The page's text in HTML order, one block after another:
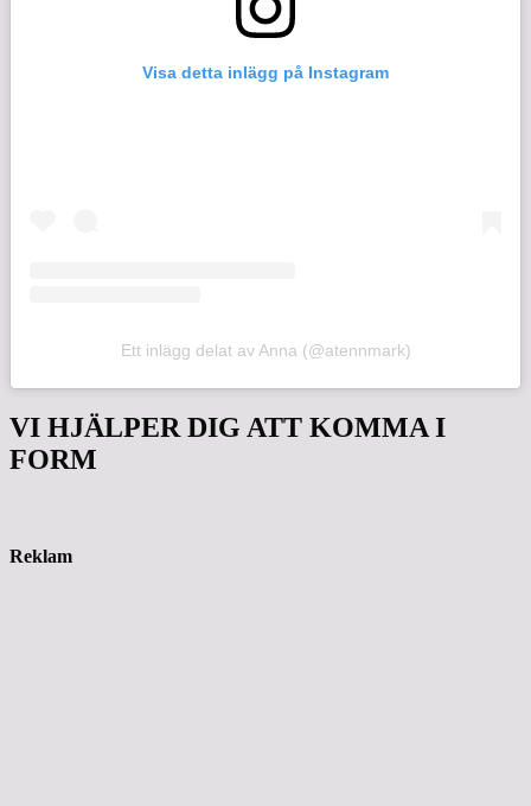
Visa detta inlägg på Instagram
Ett inlägg delat av Anna (@atennmark)
VI HJÄLPER DIG ATT KOMMA I
FORM
Reklam